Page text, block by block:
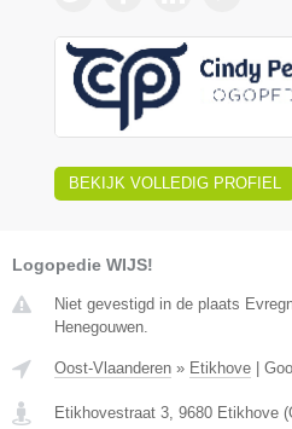
BEKIJK VOLLEDIG PROFIEL
Logopedie WIJS!
Niet gevestigd in de plaats
Henegouwen.
Oost-Vlaanderen » Etikhove
Etikhovestraat 3, 9680 Etikhove (